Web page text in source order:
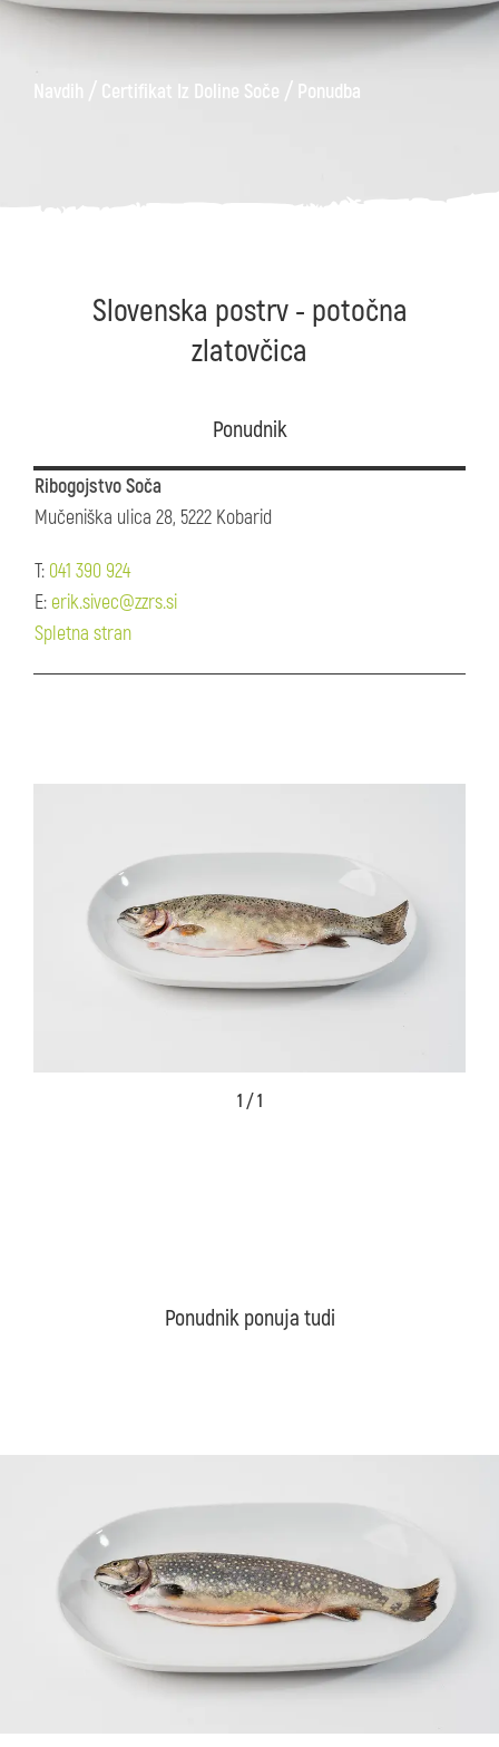
/ Certifikat Iz Doline Soče / Ponudba
Slovenska postrv - potočna
zlatovčica
Ponudnik
Ribogojstvo Soča
Mučeniška ulica 28, 5222 Kobarid
T: 041 390 924
E: erik.sivec@zzrs.si
Spletna stran
1 / 1
Ponudnik ponuja tudi